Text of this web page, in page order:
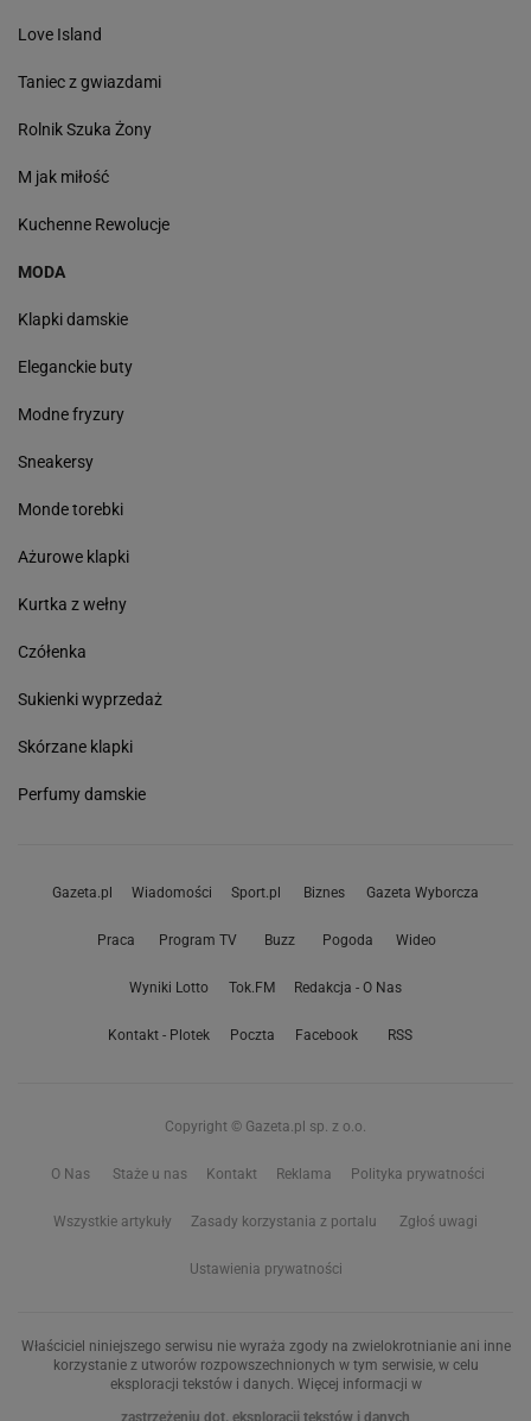
Love Island
Taniec z gwiazdami
Rolnik Szuka Żony
M jak miłość
Kuchenne Rewolucje
MODA
Klapki damskie
Eleganckie buty
Modne fryzury
Sneakersy
Monde torebki
Ażurowe klapki
Kurtka z wełny
Czółenka
Sukienki wyprzedaż
Skórzane klapki
Perfumy damskie
Gazeta.pl Wiadomości Sport.pl Biznes Gazeta Wyborcza
Praca Program TV Buzz Pogoda Wideo
Wyniki Lotto Tok.FM Redakcja - O Nas
Kontakt - Plotek Poczta Facebook RSS
Copyright © Gazeta.pl sp. z o.o.
O Nas Staże u nas Kontakt Reklama Polityka prywatności
Wszystkie artykuły Zasady korzystania z portalu Zgłoś uwagi
Ustawienia prywatności
Właściciel niniejszego serwisu nie wyraża zgody na zwielokrotnianie ani inne
korzystanie z utworów rozpowszechnionych w tym serwisie, w celu
eksploracji tekstów i danych. Więcej informacji w